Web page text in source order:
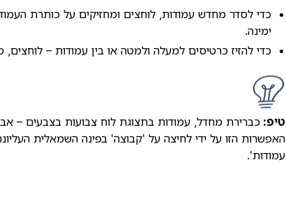
כדי לסדר מחדש עמודות, לוחצים ומחזיקים על כותרת
ימינה.
כדי להזיז כרטיסים למעלה ולמטה או בין עמודות – לוחצים,
טיפ: כברירת מחדל, עמודות בתצוגת לוח צבועות בצבעים –
האפשרות הזו על ידי לחיצה על 'קבוצה' בפינה השמאלית
עמודות'.